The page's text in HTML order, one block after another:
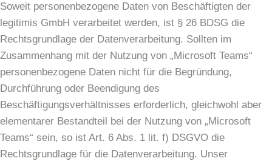
Soweit personenbezogene Daten von Beschäftigten der
legitimis GmbH verarbeitet werden, ist § 26 BDSG die
Rechtsgrundlage der Datenverarbeitung. Sollten im
Zusammenhang mit der Nutzung von „Microsoft Teams“
personenbezogene Daten nicht für die Begründung,
Durchführung oder Beendigung des
Beschäftigungsverhältnisses erforderlich, gleichwohl aber
elementarer Bestandteil bei der Nutzung von „Microsoft
Teams“ sein, so ist Art. 6 Abs. 1 lit. f) DSGVO die
Rechtsgrundlage für die Datenverarbeitung. Unser